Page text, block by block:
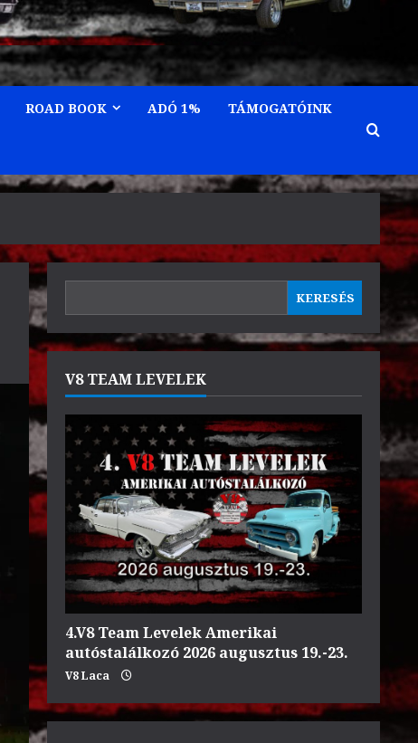
ROAD BOOK ADÓ 1% TÁMOGATÓINK
KERESÉS
V8 TEAM LEVELEK
4.V8 Team Levelek Amerikai
autóstalálkozó 2026 augusztus 19.-23.
V8 Laca